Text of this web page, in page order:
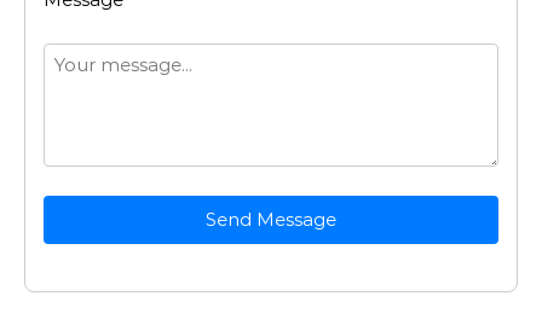
Send Message